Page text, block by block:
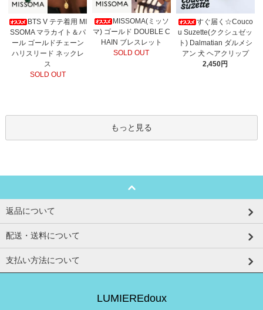
BTS V テテ着用 MI
SSOMA マラカイト＆パ
ール ゴールドチェーン
ハリスリード ネックレ
ス
SOLD OUT
MISSOMA(ミッソ
マ) ゴールド DOUBLE C
HAIN ブレスレット
SOLD OUT
すぐ届く☆Couco
u Suzette(ククシュゼッ
ト) Dalmatian ダルメシ
アン 犬 ヘアクリップ
2,450円
もっと見る
返品について
配送・送料について
支払い方法について
LUMIEREdoux